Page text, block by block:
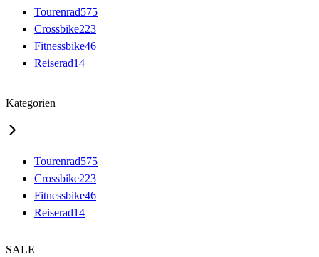
Tourenrad575
Crossbike223
Fitnessbike46
Reiserad14
Kategorien
Tourenrad575
Crossbike223
Fitnessbike46
Reiserad14
SALE